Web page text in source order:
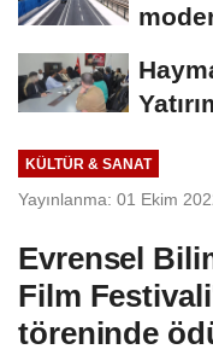
KÜLTÜR & SANAT
Yayınlanma: 01 Ekim
Evrensel
Film
töreninde